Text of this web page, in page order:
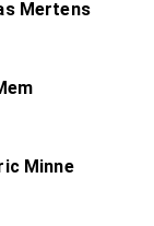
Mertens
Minne